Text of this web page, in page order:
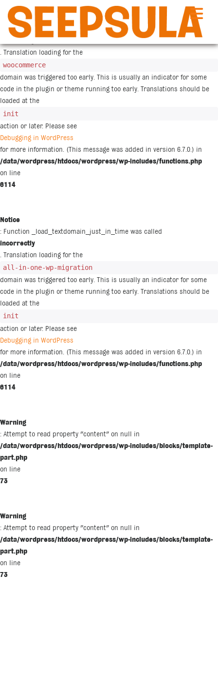
Notice
: Function _load_textdomain_just_in_time was called
. Translation loading for the
woocommerce
domain was triggered too early. This is usually an indicator for some
code in the plugin or theme running too early. Translations should be
loaded at the
init
action or later. Please see
Debugging in WordPress
for more information. (This message was added in version 6.7.0.) in
/data/wordpress/htdocs/wordpress/wp-includes/functions.php
on line
6114
Notice
: Function _load_textdomain_just_in_time was called
incorrectly
. Translation loading for the
all-in-one-wp-migration
domain was triggered too early. This is usually an indicator for some
code in the plugin or theme running too early. Translations should be
loaded at the
init
action or later. Please see
Debugging in WordPress
for more information. (This message was added in version 6.7.0.) in
/data/wordpress/htdocs/wordpress/wp-includes/functions.php
on line
6114
Warning
: Attempt to read property "content" on null in
/data/wordpress/htdocs/wordpress/wp-includes/blocks/template-
part.php
on line
73
Warning
: Attempt to read property "content" on null in
/data/wordpress/htdocs/wordpress/wp-includes/blocks/template-
part.php
on line
73
Siirry
sisältöön